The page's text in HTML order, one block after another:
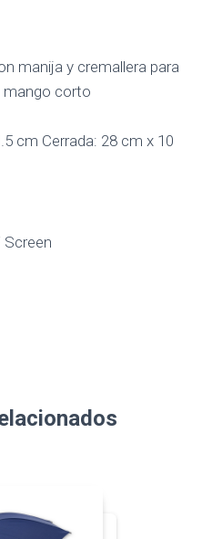
manija y cremallera para
mango corto
cm Cerrada: 28 cm x 10